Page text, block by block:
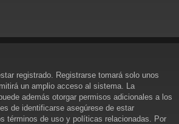
registrado. Registrarse tomará solo unos
un amplio acceso al sistema. La
además otorgar permisos adicionales a los
de identificarse asegúrese de estar
términos de uso y políticas relacionadas. Por